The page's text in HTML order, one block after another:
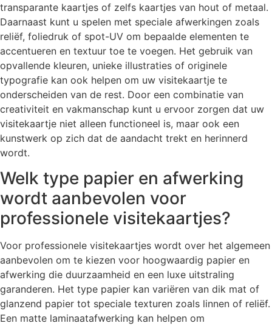
transparante kaartjes of zelfs kaartjes van hout of metaal.
Daarnaast kunt u spelen met speciale afwerkingen zoals
reliëf, foliedruk of spot-UV om bepaalde elementen te
accentueren en textuur toe te voegen. Het gebruik van
opvallende kleuren, unieke illustraties of originele
typografie kan ook helpen om uw visitekaartje te
onderscheiden van de rest. Door een combinatie van
creativiteit en vakmanschap kunt u ervoor zorgen dat uw
visitekaartje niet alleen functioneel is, maar ook een
kunstwerk op zich dat de aandacht trekt en herinnerd
wordt.
Welk type papier en afwerking
wordt aanbevolen voor
professionele visitekaartjes?
Voor professionele visitekaartjes wordt over het algemeen
aanbevolen om te kiezen voor hoogwaardig papier en
afwerking die duurzaamheid en een luxe uitstraling
garanderen. Het type papier kan variëren van dik mat of
glanzend papier tot speciale texturen zoals linnen of reliëf.
Een matte laminaatafwerking kan helpen om